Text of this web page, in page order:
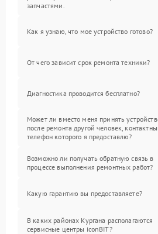
запчастями.
Как я узнаю, что мое устройство готово?
От чего зависит срок ремонта техники?
Диагностика проводится бесплатно?
Может ли вместо меня принять
после ремонта другой человек,
телефон которого я предоставлю?
Возможно ли получать обратную связь в
процессе выполнения ремонтных работ?
Какую гарантию вы предоставляете?
В каких районах Кургана располагаются
сервисные центры iconBIT?